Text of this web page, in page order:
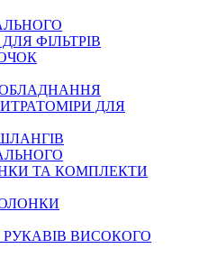
ФІЛЬТРІВ
ДЛЯ
ТА КОМПЛЕКТИ
ВИСОКОГО